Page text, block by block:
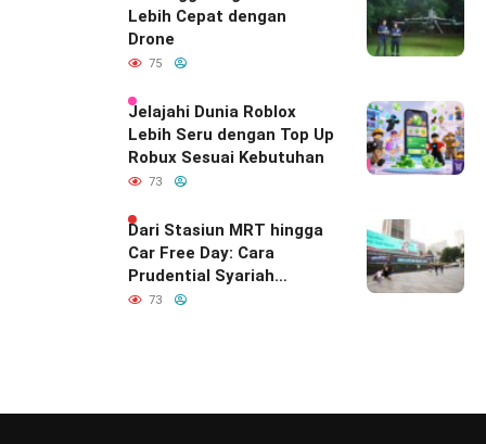
India
Lebih Cepat dengan
Drone
75
Jelajahi Dunia Roblox
Lebih Seru dengan Top Up
Robux Sesuai Kebutuhan
73
Dari Stasiun MRT hingga
Car Free Day: Cara
Prudential Syariah
Merayakan yang Nomor
73